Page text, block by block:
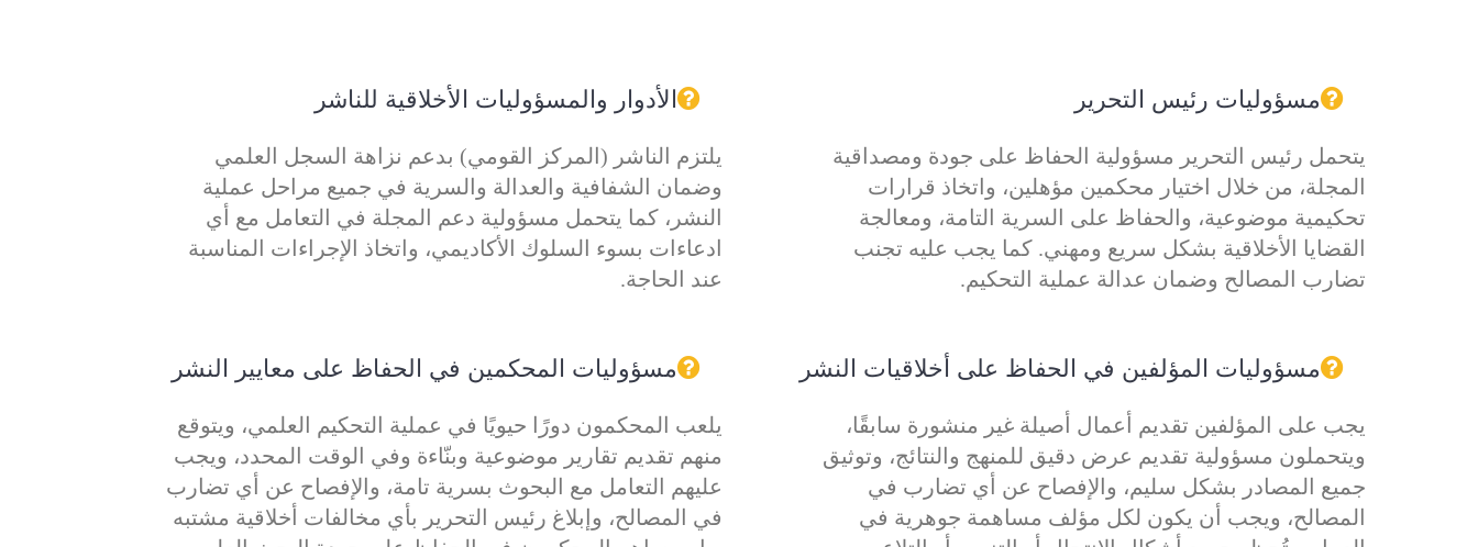
الأدوار والمسؤوليات الأخلاقية للناشر
يلتزم الناشر (المركز القومي) بدعم نزاهة السجل العلمي
وضمان الشفافية والعدالة والسرية في جميع مراحل عملية
النشر، كما يتحمل مسؤولية دعم المجلة في التعامل مع أي
ادعاءات بسوء السلوك الأكاديمي، واتخاذ الإجراءات المناسبة
عند الحاجة.
مسؤوليات رئيس التحرير
يتحمل رئيس التحرير مسؤولية الحفاظ على جودة ومصداقية
المجلة، من خلال اختيار محكمين مؤهلين، واتخاذ قرارات
تحكيمية موضوعية، والحفاظ على السرية التامة، ومعالجة
القضايا الأخلاقية بشكل سريع ومهني. كما يجب عليه تجنب
تضارب المصالح وضمان عدالة عملية التحكيم.
مسؤوليات المحكمين في الحفاظ على معايير النشر
يلعب المحكمون دورًا حيويًا في عملية التحكيم العلمي، ويتوقع
منهم تقديم تقارير موضوعية وبنّاءة وفي الوقت المحدد، ويجب
عليهم التعامل مع البحوث بسرية تامة، والإفصاح عن أي تضارب
في المصالح، وإبلاغ رئيس التحرير بأي مخالفات أخلاقية مشتبه
مسؤوليات المؤلفين في الحفاظ على أخلاقيات النشر
يجب على المؤلفين تقديم أعمال أصيلة غير منشورة سابقًا،
ويتحملون مسؤولية تقديم عرض دقيق للمنهج والنتائج، وتوثيق
جميع المصادر بشكل سليم، والإفصاح عن أي تضارب في
المصالح، ويجب أن يكون لكل مؤلف مساهمة جوهرية في